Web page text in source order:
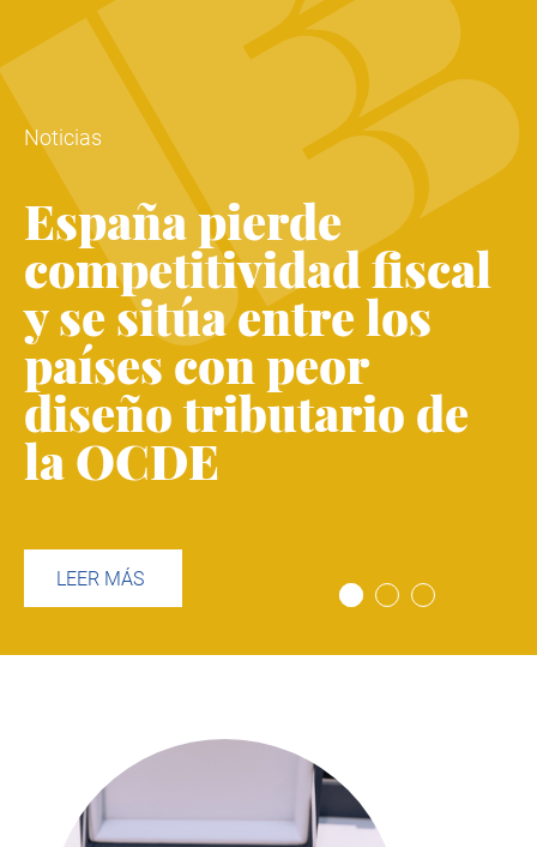
Noticias
España pierde
competitividad fiscal
y se sitúa entre los
países con peor
diseño tributario de
la OCDE
LEER MÁS